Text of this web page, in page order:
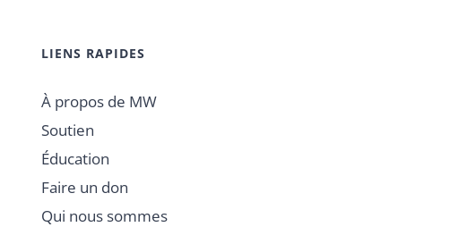
LIENS RAPIDES
À propos de MW
Soutien
Éducation
Faire un don
Qui nous sommes